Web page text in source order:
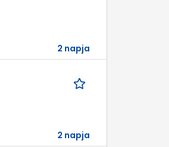
2 napja
2 napja